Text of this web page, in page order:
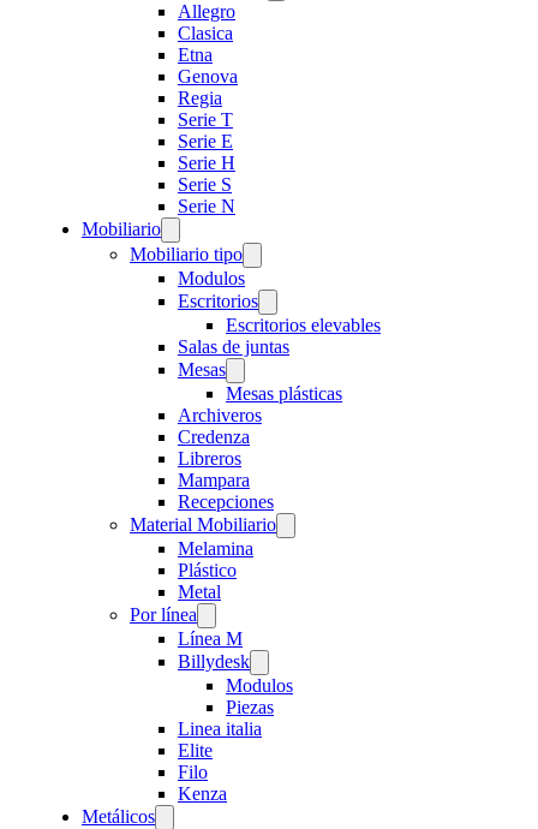
Allegro
Clasica
Etna
Genova
Regia
Serie T
Serie E
Serie H
Serie S
Serie N
Mobiliario
Mobiliario tipo
Modulos
Escritorios
Escritorios elevables
Salas de juntas
Mesas
Mesas plásticas
Archiveros
Credenza
Libreros
Mampara
Recepciones
Material Mobiliario
Melamina
Plástico
Metal
Por línea
Línea M
Billydesk
Modulos
Piezas
Linea italia
Elite
Filo
Kenza
Metálicos